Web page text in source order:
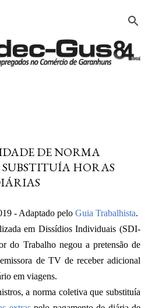
DE NORMA
HORAS
- Adaptado pelo Guia Trabalhista.
em Dissídios Individuais (SDI-
do Trabalho negou a pretensão de
de TV de receber adicional
em viagens.
a norma coletiva que substituía